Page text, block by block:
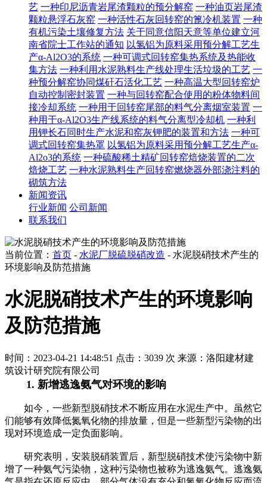
艺 一种印尼沥青岩尾渣颗粒的预分解窑 一种油页岩尾渣
颗粒悬浮石灰窑 一种活性石灰回转窑的篦冷机装置 一种
有机污染土壤修复方法 关于同意信阳天意等单位建立河
南省院士工作站的通知 以氢铝为原料采用预分解工艺生
产α-Al2O3的系统 一种可调式回转窑集热系统及热能收
集方法 一种利用水泥熟料生产线处理生活垃圾的工艺 一
种预分解窑协同煤矸石活化工艺 一种高温大型回转窑炉
自动控制密封装置 一种与回转窑配合使用的粉体物料间
接冷却系统 一种用于回转窑尾部的料气分离烟室装置 一
种用于α-Al2O3生产线系统的料气分离型冷却机 一种利
用钾长石同时生产水泥和窑灰钾肥的装置和方法 一种可
调式回转窑集热罩 以氢铝为原料采用预分解工艺生产α-
Al2o3的系统 一种硫酸稀土精矿回转窑焙烧装置的二次
焙烧工艺 一种水泥熟料生产回转窑燃烧器外部浇注料的
砌筑方法
新闻资讯
行业新闻 公司新闻
联系我们
当前位置： 首页 - 水泥厂脱硫脱硝改造 - 水泥脱硝技术产生的
环境影响及防范措施
水泥脱硝技术产生的环境影响
及防范措施
时间：2023-04-21 14:48:51 点击：3039 次 来源：洛阳建材建
筑设计研究院有限公司
1. 新增逃逸氨气对环境的影响
如今，一些新型脱硝技术不断应用在水泥生产中。虽然它
们能够有效降低氮氧化物的排放量，但是一些新型污染物的出
现对环境造成一定负面影响。
研究表明，安装脱硝装置后，新型脱硝技术使污染物中新
增了一种氨气污染物，这种污染物也被称为逃逸氨气。逃逸氨